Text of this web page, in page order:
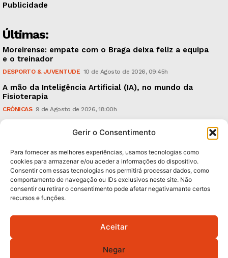
Gerir o Consentimento
Para fornecer as melhores experiências, usamos tecnologias como
cookies para armazenar e/ou aceder a informações do dispositivo.
Consentir com essas tecnologias nos permitirá processar dados, como
comportamento de navegação ou IDs exclusivos neste site. Não
consentir ou retirar o consentimento pode afetar negativamante certos
recursos e funções.
Aceitar
Negar
Publicidade
Últimas:
Moreirense: empate com o Braga deixa feliz a equipa
e o treinador
DESPORTO & JUVENTUDE 10 de Agosto de 2026, 09:45h
A mão da Inteligência Artificial (IA), no mundo da
Fisioterapia
CRÓNICAS 9 de Agosto de 2026, 18:00h
18.926 espectadores
Subscreva Newsletter:
QUERO ADERIR
Política de Privacidade